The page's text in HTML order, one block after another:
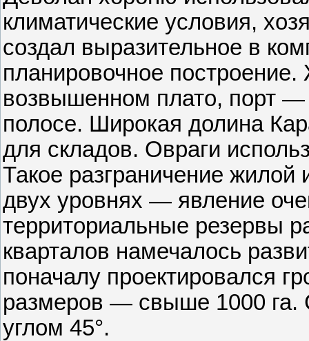
климатические условия,
создал выразительное в
планировочное
возвышенном плато, порт
полосе. Широкая долина
для складов. Овраги
Такое разграничение жилой
двух уровнях — явление
территориальные резервы
кварталов намечалось
поначалу проектировался
размеров — свыше 1000 га.
углом 45°.